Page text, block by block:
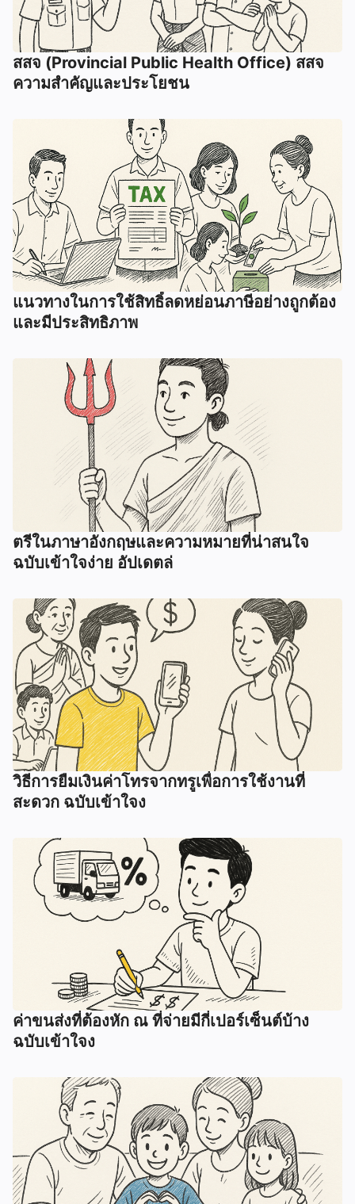
สสจ (Provincial Public Health Office) สสจ
ความสำคัญและประโยชน
แนวทางในการใช้สิทธิ์ลดหย่อนภาษีอย่างถูกต้อง
และมีประสิทธิภาพ
ตรีในภาษาอังกฤษและความหมายที่น่าสนใจ
ฉบับเข้าใจง่าย อัปเดตล่
วิธีการยืมเงินค่าโทรจากทรูเพื่อการใช้งานที่
สะดวก ฉบับเข้าใจง
ค่าขนส่งที่ต้องหัก ณ ที่จ่ายมีกี่เปอร์เซ็นต์บ้าง
ฉบับเข้าใจง